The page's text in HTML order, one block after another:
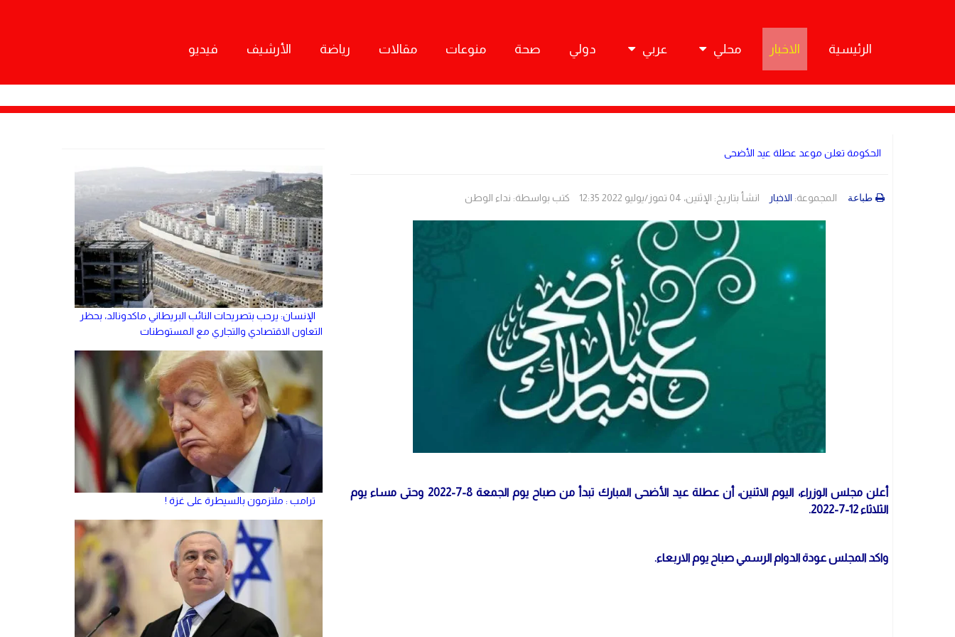
الرئيسية الاخبار محلي عربي دولي صحة منوعات مقالات رياضة الأرشيف فيديو
الحكومة تعلن موعد عطلة عيد الأضحى
المجموعة: الاخبار انشأ بتاريخ: الإثنين، 04 تموز/يوليو 2022 12:35 كتب بواسطة: نداء الوطن طباعة
أعلن مجلس الوزراء، اليوم الاثنين، أن عطلة عيد الأضحى المبارك تبدأ من صباح يوم الجمعة 8-7-2022 وحتى مساء يوم
الثلاثاء 12-7-2022.
واكد المجلس عودة الدوام الرسمي صباح يوم الاربعاء.
الإنسان: يرحب بتصريحات النائب البريطاني ماكدونالد، بحظر
التعاون الاقتصادي والتجاري مع المستوطنات
ترامب : ملتزمون بالسيطرة على غزة !